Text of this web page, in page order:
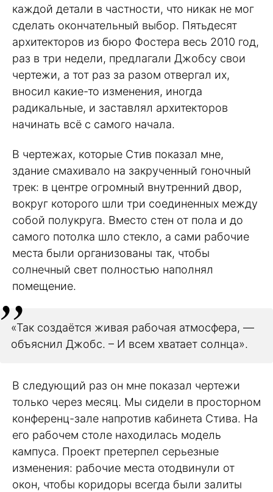
каждой детали в частности, что никак не мог
сделать окончательный выбор. Пятьдесят
архитекторов из бюро Фостера весь 2010 год,
раз в три недели, предлагали Джобсу свои
чертежи, а тот раз за разом отвергал их,
вносил какие-то изменения, иногда
радикальные, и заставлял архитекторов
начинать всё с самого начала.
В чертежах, которые Стив показал мне,
здание смахивало на закрученный гоночный
трек: в центре огромный внутренний двор,
вокруг которого шли три соединенных между
собой полукруга. Вместо стен от пола и до
самого потолка шло стекло, а сами рабочие
места были организованы так, чтобы
солнечный свет полностью наполнял
помещение.
«Так создаётся живая рабочая атмосфера, —
объяснил Джобс. – И всем хватает солнца».
В следующий раз он мне показал чертежи
только через месяц. Мы сидели в просторном
конференц-зале напротив кабинета Стива. На
его рабочем столе находилась модель
кампуса. Проект претерпел серьезные
изменения: рабочие места отодвинули от
окон, чтобы коридоры всегда были залиты